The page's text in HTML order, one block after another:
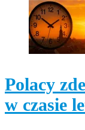
Polacy
w czasie